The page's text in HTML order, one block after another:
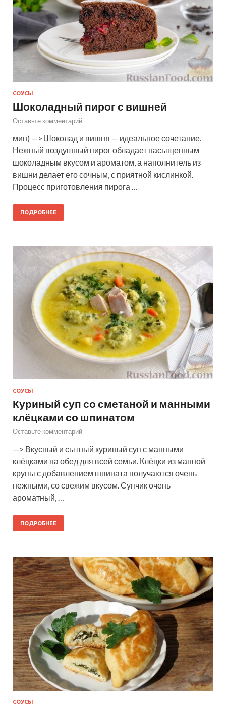
СОУСЫ
Шоколадный пирог с вишней
Оставьте комментарий
мин) —> Шоколад и вишня — идеальное сочетание.
Нежный воздушный пирог обладает насыщенным
шоколадным вкусом и ароматом, а наполнитель из
вишни делает его сочным, с приятной кислинкой.
Процесс приготовления пирога …
ПОДРОБНЕЕ
СОУСЫ
Куриный суп со сметаной и манными
клёцками со шпинатом
Оставьте комментарий
—> Вкусный и сытный куриный суп с манными
клёцками на обед для всей семьи. Клёцки из манной
крупы с добавлением шпината получаются очень
нежными, со свежим вкусом. Супчик очень
ароматный, …
ПОДРОБНЕЕ
СОУСЫ